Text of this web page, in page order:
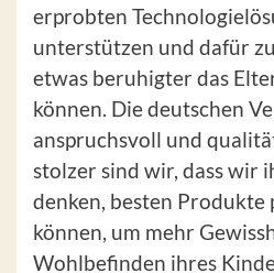
erprobten
unterstützen und dafür
etwas beruhigter das
können. Die deutschen
anspruchsvoll und
stolzer sind wir, dass wir
denken, besten Produkte
können, um mehr
Wohlbefinden ihres